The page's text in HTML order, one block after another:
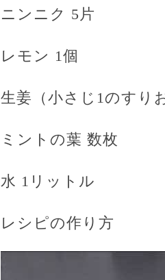
ニンニク 5片
レモン 1個
生姜（小さじ1のすり
ミントの葉 数枚
水 1リットル
レシピの作り方